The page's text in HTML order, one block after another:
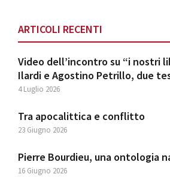
website
ARTICOLI RECENTI
Video dell’incontro su “i nostri
Ilardi e Agostino Petrillo, due
4 Luglio 2026
Tra apocalittica e conflitto
23 Giugno 2026
Pierre Bourdieu, una ontologia
16 Giugno 2026